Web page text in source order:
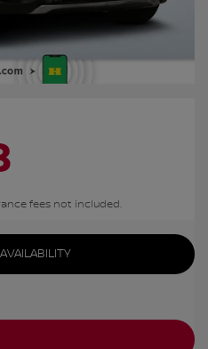
fees not included.